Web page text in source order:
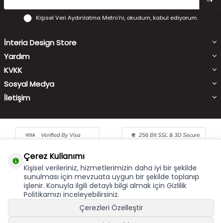
Kişisel Veri Aydınlatma Metni'ni, okudum, kabul ediyorum.
İnteria Design Store
Yardım
KVKK
Sosyal Medya
İletişim
Çerez Kullanımı
Bu site size en iyi alışveriş hizmetini sunabilmek için çerez
kullanmaktadır. Hizmetlerimizi kullanmaya devam etmeniz
durumunda, çerez kullanımını kabul ettiğinizi varsayacağız. Çerezler
Çerez Kullanımı
Kişisel verileriniz, hizmetlerimizin daha iyi bir şekilde
sunulması için mevzuata uygun bir şekilde toplanıp
işlenir. Konuyla ilgili detaylı bilgi almak için Gizlilik
Politikamızı inceleyebilirsiniz.
Çerezleri Özelleştir